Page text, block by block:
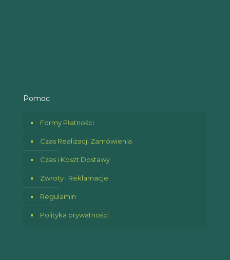
Pomoc
Formy Płatności
Czas Realizacji Zamówienia
Czas i Koszt Dostawy
Zwroty i Reklamacje
Regulamin
Polityka prywatności